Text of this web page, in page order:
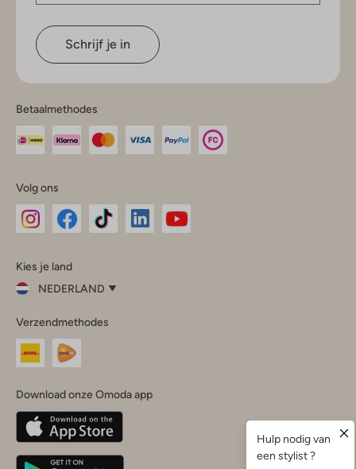
Schrijf je in
Betaalmethodes
Volg ons
InstagramFacebook
Kies je land
NEDERLAND
je
land
Nederland
Belgique(Français)
Deutschland
Verzendmethodes
Download onze Omoda app